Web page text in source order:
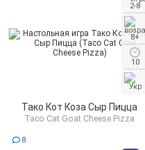
Тако Кот Коза Сыр Пицца
Taco Cat Goat Cheese Pizza
2-8
8+
10
8